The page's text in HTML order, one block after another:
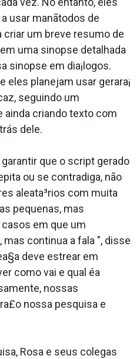
usar manãtodos de
criar um breve resumo de
uma sinopse detalhada
sinopse em dia¡logos.
eles planejam usar gerara¡
seguindo um
ainda criando texto com
dele.
que o script gerado
ou se contradiga, não
aleata³rios com muita
pequenas, mas
em que um
continua a fala ", disse
deve estrear em
como vai e qual éa
nossas
nossa pesquisa e
Rosa e seus colegas